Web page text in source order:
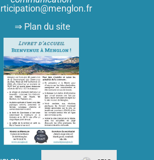
⇒ Plan du site